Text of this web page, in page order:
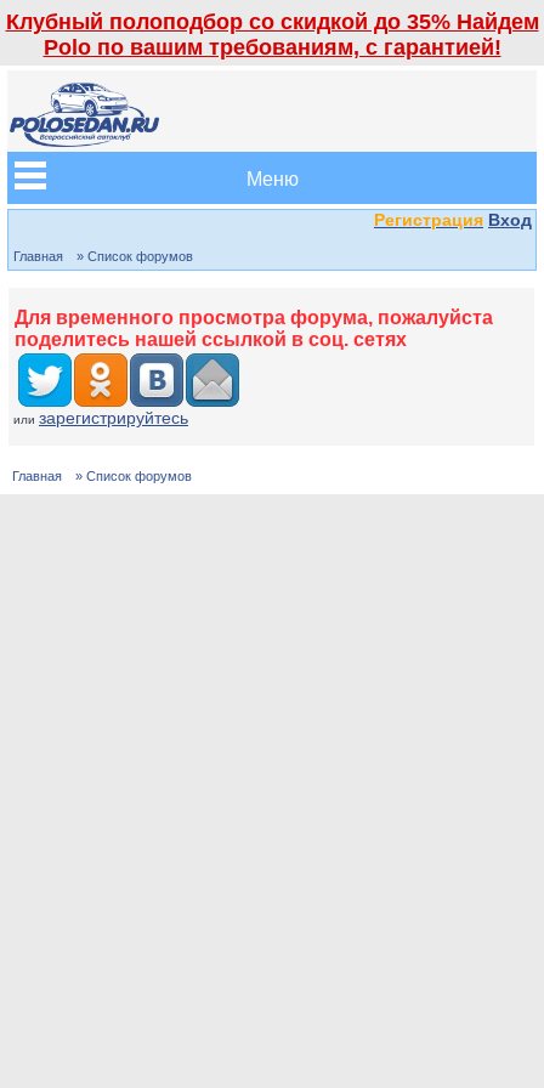
Клубный полоподбор со скидкой до 35% Найдем
Polo по вашим требованиям, с гарантией!
Меню
Регистрация Вход
Главная » Список форумов
Для временного просмотра форума, пожалуйста
поделитесь нашей ссылкой в соц. сетях
или зарегистрируйтесь
Главная » Список форумов